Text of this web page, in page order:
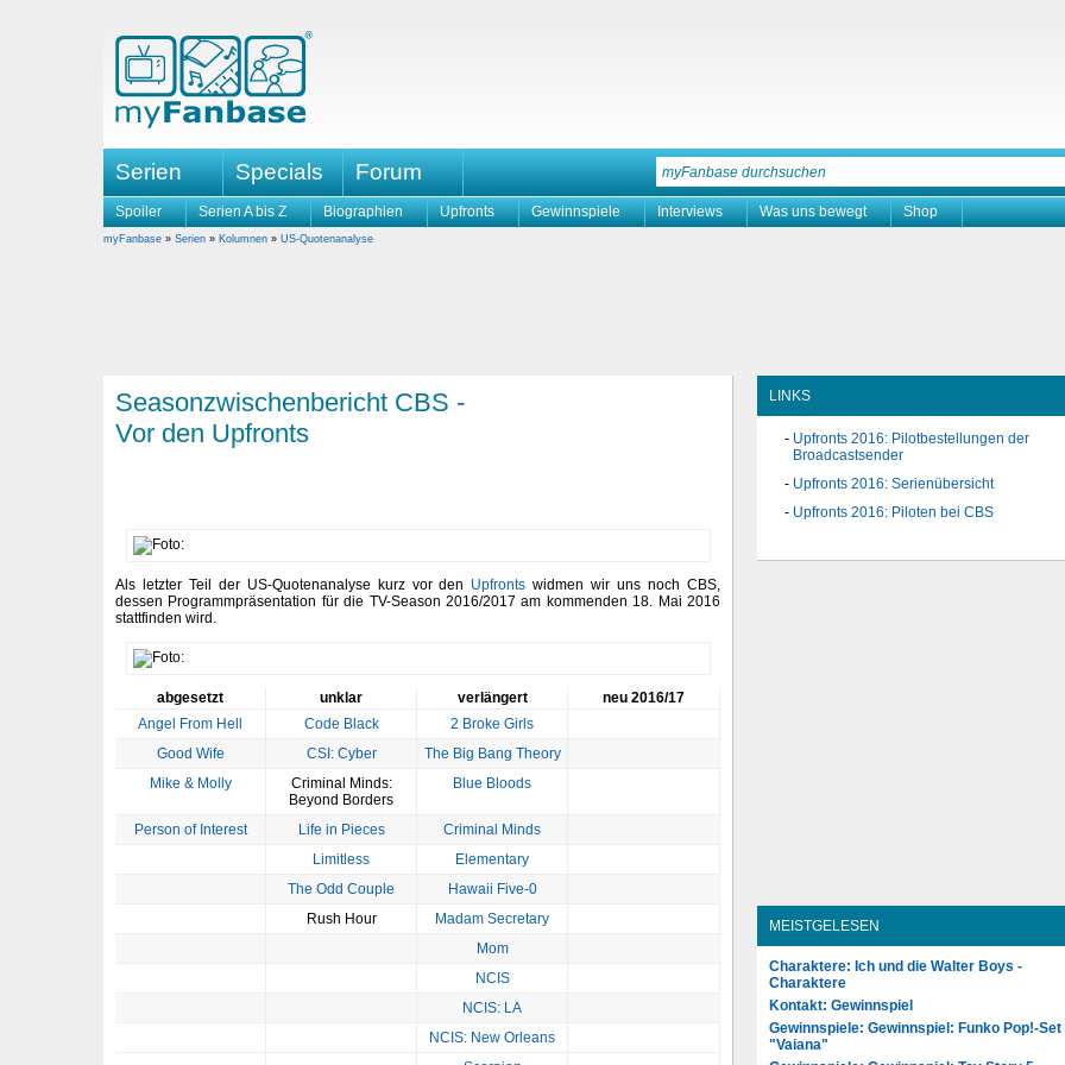
Serien Specials Forum
Spoiler Serien A bis Z Biographien Upfronts Gewinnspiele Interviews Was uns bewegt Shop
myFanbase » Serien » Kolumnen » US-Quotenanalyse
Seasonzwischenbericht CBS -
Vor den Upfronts
Als letzter Teil der US-Quotenanalyse kurz vor den Upfronts widmen wir uns noch CBS,
dessen Programmpräsentation für die TV-Season 2016/2017 am kommenden 18. Mai 2016
stattfinden wird.
abgesetzt unklar verlängert
neu 2016/17
Angel From Hell
Code Black
2 Broke Girls
Good Wife
CSI: Cyber
The Big Bang Theory
Mike & Molly
Criminal Minds:
Beyond Borders
Blue Bloods
Person of Interest Life in Pieces
Criminal Minds
Limitless
Elementary
The Odd Couple
Hawaii Five-0
Rush Hour
Madam Secretary
Mom
NCIS
NCIS: LA
NCIS: New Orleans
LINKS
Upfronts 2016: Pilotbestellungen der
Broadcastsender
Upfronts 2016: Serienübersicht
Upfronts 2016: Piloten bei CBS
MEISTGELESEN
Charaktere: Ich und die Walter Boys -
Charaktere
Kontakt: Gewinnspiel
Gewinnspiele: Gewinnspiel: Funko Pop!-Set
"Vaiana"